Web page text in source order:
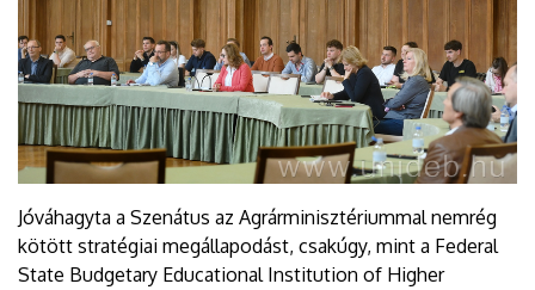
Jóváhagyta a Szenátus az Agrárminisztériummal nemrég
kötött stratégiai megállapodást, csakúgy, mint a Federal
State Budgetary Educational Institution of Higher